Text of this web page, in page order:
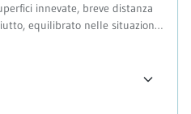
innevate, breve distanza
equilibrato nelle situazioni